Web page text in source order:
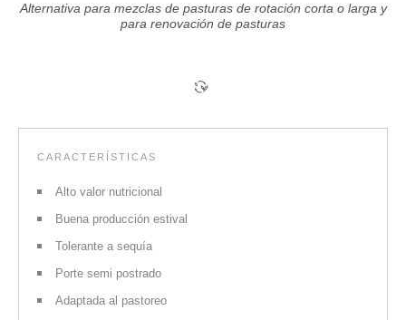
Alternativa para mezclas de pasturas de rotación corta o larga y
para renovación de pasturas
CARACTERÍSTICAS
Alto valor nutricional
Buena producción estival
Tolerante a sequía
Porte semi postrado
Adaptada al pastoreo